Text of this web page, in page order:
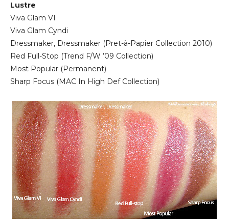
Lustre
Viva Glam VI
Viva Glam Cyndi
Dressmaker, Dressmaker (Pret-à-Papier Collection 2010)
Red Full-Stop (Trend F/W ’09 Collection)
Most Popular (Permanent)
Sharp Focus (MAC In High Def Collection)